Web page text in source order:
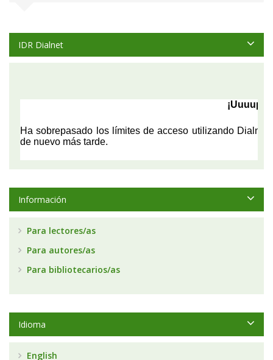
IDR Dialnet
Información
Para lectores/as
Para autores/as
Para bibliotecarios/as
Idioma
English